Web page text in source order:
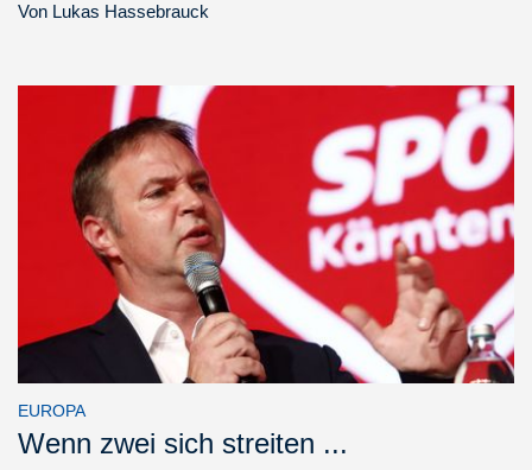
Von Lukas Hassebrauck
EUROPA
Wenn zwei sich streiten ...